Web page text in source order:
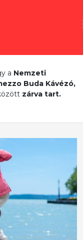
a Nemzeti
Buda Kávézó,
zárva tart.